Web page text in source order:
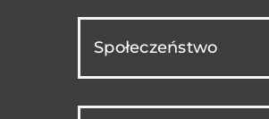
Społeczeństwo